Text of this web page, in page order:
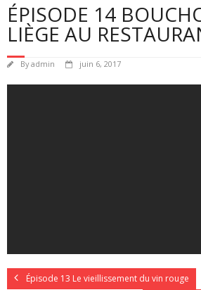
Liste de prix
ÉPISODE 14
LIÈGE AU
Byadmin juin 6, 2017
Épisode 13 Le vieillissement du vin rouge